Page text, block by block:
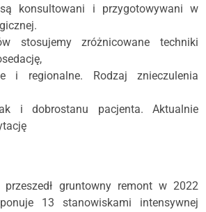
konsultowani i przygotowywani w
stosujemy zróżnicowane techniki
i regionalne. Rodzaj znieczulenia
i dobrostanu pacjenta. Aktualnie
przeszedł gruntowny remont w 2022
13 stanowiskami intensywnej